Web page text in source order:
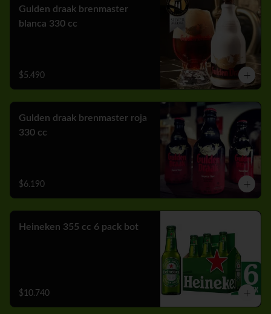
Gulden draak brenmaster
blanca 330 cc
$5.490
Gulden draak brenmaster roja
330 cc
$6.190
Heineken 355 cc 6 pack bot
$10.740